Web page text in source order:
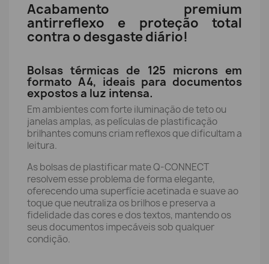
Acabamento premium
antirreflexo e proteção total
contra o desgaste diário!
Bolsas térmicas de 125 microns em
formato A4, ideais para documentos
expostos a luz intensa.
Em ambientes com forte iluminação de teto ou
janelas amplas, as películas de plastificação
brilhantes comuns criam reflexos que dificultam a
leitura.
As bolsas de plastificar mate Q-CONNECT
resolvem esse problema de forma elegante,
oferecendo uma superfície acetinada e suave ao
toque que neutraliza os brilhos e preserva a
fidelidade das cores e dos textos, mantendo os
seus documentos impecáveis sob qualquer
condição.